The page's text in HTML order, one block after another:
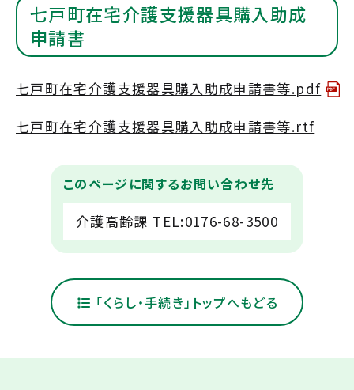
七戸町在宅介護支援器具購入助成
申請書
七戸町在宅介護支援器具購入助成申請書等.pdf
七戸町在宅介護支援器具購入助成申請書等.rtf
このページに関するお問い合わせ先
介護高齢課 TEL:0176-68-3500
「くらし・手続き」トップへもどる